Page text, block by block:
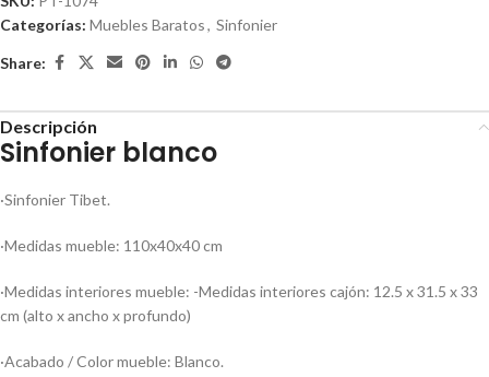
Categorías: Muebles Baratos, Sinfonier
Share:
Descripción
Sinfonier blanco
·Sinfonier Tibet.
·Medidas mueble: 110x40x40 cm
·Medidas interiores mueble: -Medidas interiores cajón: 12.5 x 31.5 x 33
cm (alto x ancho x profundo)
·Acabado / Color mueble: Blanco.